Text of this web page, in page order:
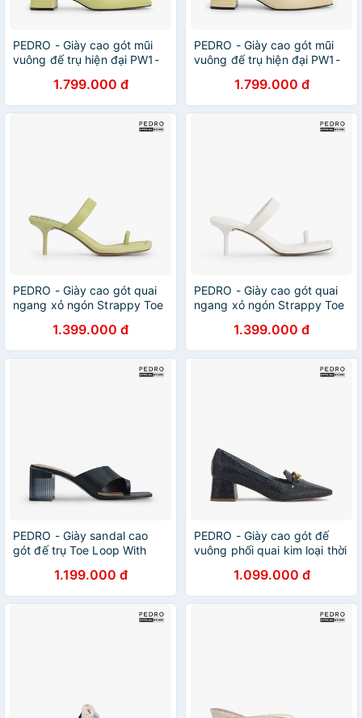
PEDRO - Giày cao gót mũi
vuông đế trụ hiện đại PW1-
1.799.000 đ
PEDRO - Giày cao gót mũi
vuông đế trụ hiện đại PW1-
1.799.000 đ
PEDRO - Giày cao gót quai
ngang xỏ ngón Strappy Toe
1.399.000 đ
PEDRO - Giày cao gót quai
ngang xỏ ngón Strappy Toe
1.399.000 đ
PEDRO - Giày sandal cao
gót đế trụ Toe Loop With
1.199.000 đ
PEDRO - Giày cao gót đế
vuông phối quai kim loại thời
1.099.000 đ